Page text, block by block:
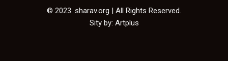
© 2023. sharav.org | All Rights Reserved.
Sity by: Artplus